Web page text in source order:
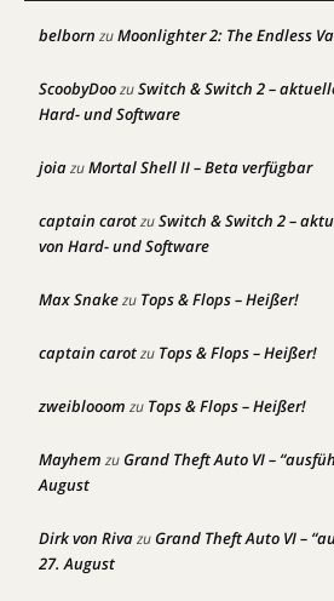
belborn zuMoonlighter 2: The Endless
ScoobyDoozuSwitch & Switch 2 –
Hard- und Software
joiazuMortal Shell II – Beta verfügbar
captain carotzuSwitch & Switch 2 –
von Hard- und Software
Max Snakezu Tops & Flops – Heißer!
captain carotzu Tops & Flops – Heißer!
zweiblooom zu Tops & Flops – Heißer!
Mayhem zuGrand Theft Auto VI –
August
Dirk von RivazuGrand Theft Auto VI –
27. August